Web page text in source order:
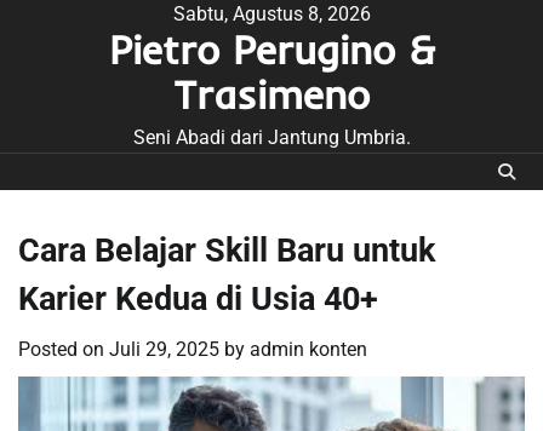
Sabtu, Agustus 8, 2026
Pietro Perugino &
Trasimeno
Seni Abadi dari Jantung Umbria.
Cara Belajar Skill Baru untuk
Karier Kedua di Usia 40+
Posted on Juli 29, 2025 by admin konten